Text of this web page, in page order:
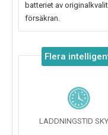
batteriet av
försäkran.
Flera
LADDNINGSTID